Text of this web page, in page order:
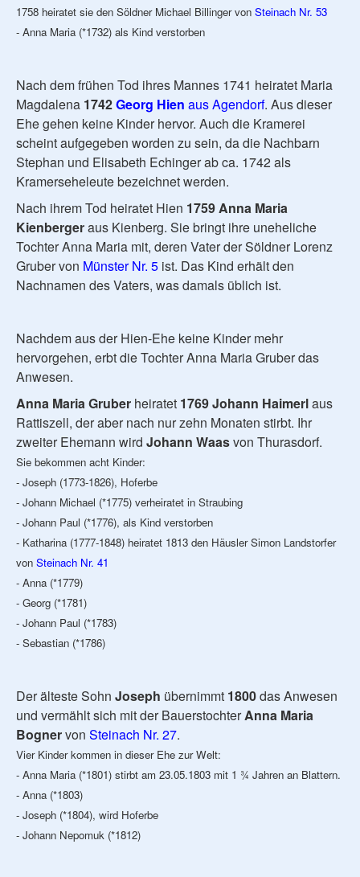
1758 heiratet sie den Söldner Michael Billinger von Steinach Nr. 53
- Anna Maria (*1732) als Kind verstorben
Nach dem frühen Tod ihres Mannes 1741 heiratet Maria
Magdalena 1742Georg Hien aus Agendorf. Aus dieser
Ehe gehen keine Kinder hervor. Auch die Kramerei
scheint aufgegeben worden zu sein, da die Nachbarn
Stephan und Elisabeth Echinger ab ca. 1742 als
Kramerseheleute bezeichnet werden.
Nach ihrem Tod heiratet Hien 1759 Anna Maria
Kienbergeraus Kienberg. Sie bringt ihre uneheliche
Tochter Anna Maria mit, deren Vater der Söldner Lorenz
Gruber von Münster Nr. 5 ist. Das Kind erhält den
Nachnamen des Vaters, was damals üblich ist.
Nachdem aus der Hien-Ehe keine Kinder mehr
hervorgehen, erbt die Tochter Anna Maria Gruber das
Anwesen.
Anna Maria Gruber heiratet 1769 Johann Haimerlaus
Rattiszell, der aber nach nur zehn Monaten stirbt. Ihr
zweiter Ehemann wird Johann Waasvon Thurasdorf.
Sie bekommen acht Kinder:
- Joseph (1773-1826), Hoferbe
- Johann Michael (*1775) verheiratet in Straubing
- Johann Paul (*1776), als Kind verstorben
- Katharina (1777-1848) heiratet 1813 den Häusler Simon Landstorfer
von Steinach Nr. 41
- Anna (*1779)
- Georg (*1781)
- Johann Paul (*1783)
- Sebastian (*1786)
Der älteste Sohn Joseph übernimmt 1800das Anwesen
und vermählt sich mit der BauerstochterAnna Maria
Bognervon Steinach Nr. 27.
Vier Kinder kommen in dieser Ehe zur Welt:
- Anna Maria (*1801) stirbt am 23.05.1803 mit 1 ¾ Jahren an Blattern.
- Anna (*1803)
- Joseph (*1804), wird Hoferbe
- Johann Nepomuk (*1812)